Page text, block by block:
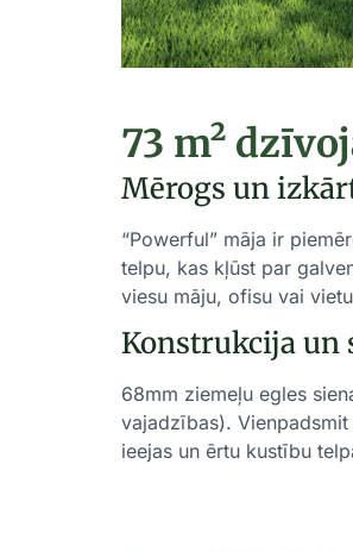
73 m²
Mērogs un
“Powerful” māja ir
telpu, kas kļūst par
viesu māju, ofisu vai
Konstrukcija un
68mm ziemeļu egles
vajadzības).
ieejas un ērtu kustību